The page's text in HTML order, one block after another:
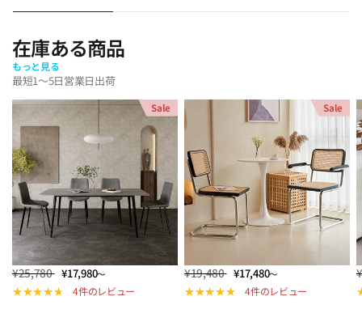
在庫ある商品
もっと見る
最短1～5日営業日出荷
Sale
¥25,780 ¥17,980～
4件のレビュー
Sale
¥19,480 ¥17,480～
4件のレビュー